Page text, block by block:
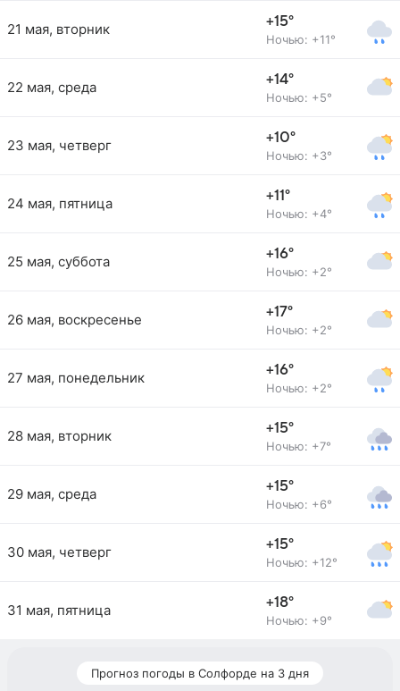
21 мая, вторник +15°
Ночью: +11°
22 мая, среда +14°
Ночью: +5°
23 мая, четверг +10°
Ночью: +3°
24 мая, пятница +11°
Ночью: +4°
25 мая, суббота +16°
Ночью: +2°
26 мая, воскресенье +17°
Ночью: +2°
27 мая, понедельник +16°
Ночью: +2°
28 мая, вторник +15°
Ночью: +7°
29 мая, среда +15°
Ночью: +6°
30 мая, четверг +15°
Ночью: +12°
31 мая, пятница +18°
Ночью: +9°
Прогноз погоды в Солфорде на 3 дня